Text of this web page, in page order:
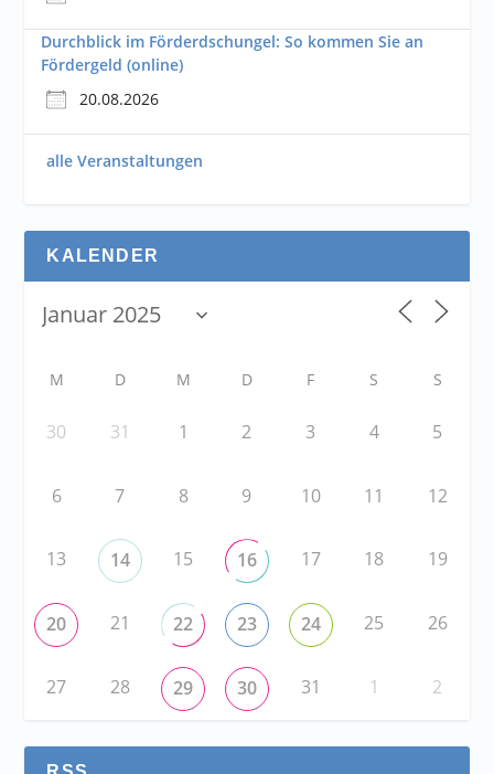
Durchblick im Förderdschungel: So kommen Sie an
Fördergeld (online)
20.08.2026
alle Veranstaltungen
KALENDER
M D M D F S S
30 31 1 2 3 4 5
6 7 8 9 10 11 12
13 14 15 16 17 18 19
20 21 22 23 24 25 26
27 28 29 30 31 1 2